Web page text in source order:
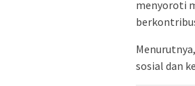
menyoroti
sosial dan